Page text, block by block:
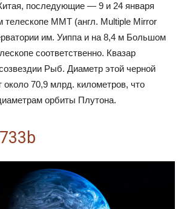
последующие — 9 и 24 января
телескопе MMT (англ. Multiple Mirror
им. Уиппа и на 8,4 м Большом
соответственно. Квазар
Рыб. Диаметр этой черной
70,9 млрд. километров, что
орбиты Плутона.